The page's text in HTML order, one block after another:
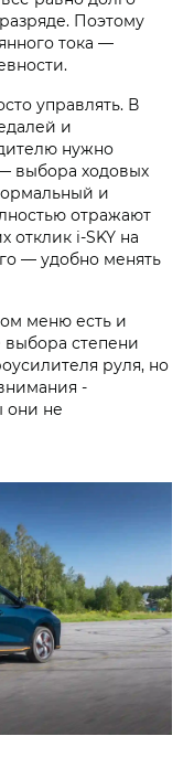
Поэтому
тока —
управлять. В
и
нужно
выбора ходовых
и
отражают
i‑SKY на
— удобно менять
меню есть и
выбора степени
руля, но
-
они не